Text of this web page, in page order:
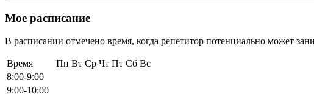
Мое расписание
В расписании отмечено время, когда репетитор потенциально может
Время Пн Вт Ср Чт Пт Сб Вс
8:00-9:00
9:00-10:00